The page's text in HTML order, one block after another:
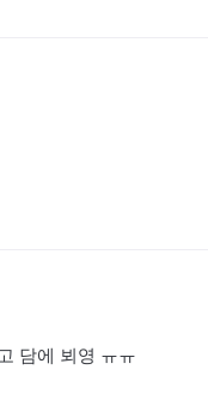
담에 뵈영 ㅠㅠ